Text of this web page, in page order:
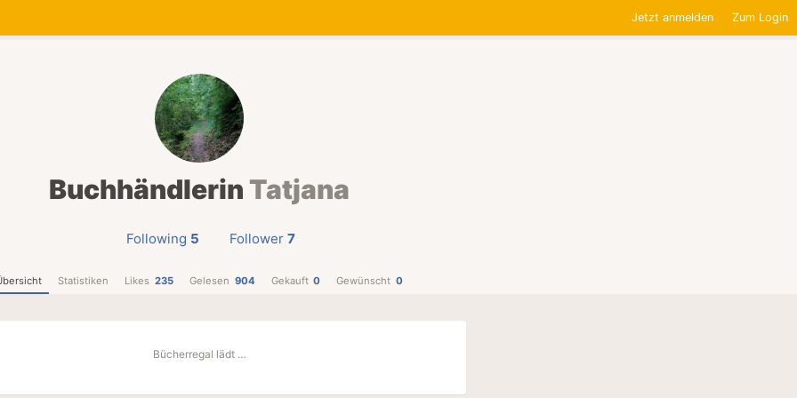
Jetzt anmelden Zum Login
Buchhändlerin Tatjana
Following 5 Follower 7
Statistiken Likes 235 Gelesen 904 Gekauft 0 Gewünscht 0
Bücherregal lädt …